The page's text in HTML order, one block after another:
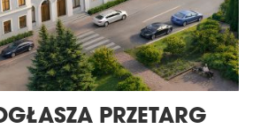
PRZETARG